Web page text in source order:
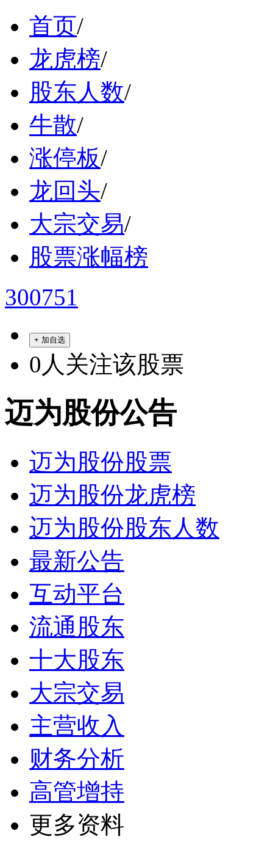
首页/
龙虎榜/
股东人数/
牛散/
涨停板/
龙回头/
大宗交易/
股票涨幅榜
300751
+ 加自选
0 人关注该股票
迈为股份公告
迈为股份股票
迈为股份龙虎榜
迈为股份股东人数
最新公告
互动平台
流通股东
十大股东
大宗交易
主营收入
财务分析
高管增持
更多资料